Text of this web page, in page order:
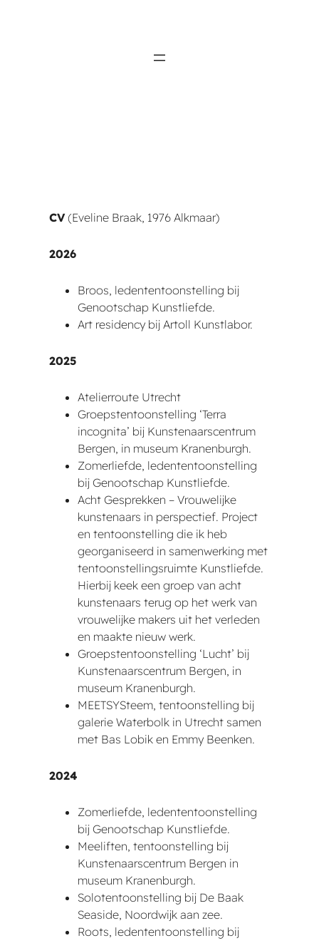
CV (Eveline Braak, 1976 Alkmaar)
2026
Broos, ledententoonstelling bij
Genootschap Kunstliefde.
Art residency bij Artoll Kunstlabor.
2025
Atelierroute Utrecht
Groepstentoonstelling ‘Terra
incognita’ bij Kunstenaarscentrum
Bergen, in museum Kranenburgh.
Zomerliefde, ledententoonstelling
bij Genootschap Kunstliefde.
Acht Gesprekken – Vrouwelijke
kunstenaars in perspectief. Project
en tentoonstelling die ik heb
georganiseerd in samenwerking met
tentoonstellingsruimte Kunstliefde.
Hierbij keek een groep van acht
kunstenaars terug op het werk van
vrouwelijke makers uit het verleden
en maakte nieuw werk.
Groepstentoonstelling ‘Lucht’ bij
Kunstenaarscentrum Bergen, in
museum Kranenburgh.
MEETSYSteem, tentoonstelling bij
galerie Waterbolk in Utrecht samen
met Bas Lobik en Emmy Beenken.
2024
Zomerliefde, ledententoonstelling
bij Genootschap Kunstliefde.
Meeliften, tentoonstelling bij
Kunstenaarscentrum Bergen in
museum Kranenburgh.
Solotentoonstelling bij De Baak
Seaside, Noordwijk aan zee.
Roots, ledententoonstelling bij